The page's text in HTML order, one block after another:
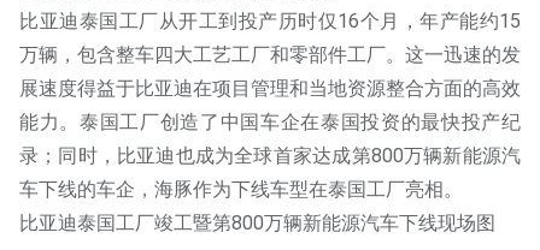
比亚迪泰国工厂从开工到投产历时仅16个月，年产能约15
万辆，包含整车四大工艺工厂和零部件工厂。这一迅速的发
展速度得益于比亚迪在项目管理和当地资源整合方面的高效
能力。泰国工厂创造了中国车企在泰国投资的最快投产纪
录；同时，比亚迪也成为全球首家达成第800万辆新能源汽
车下线的车企，海豚作为下线车型在泰国工厂亮相。
比亚迪泰国工厂竣工暨第800万辆新能源汽车下线现场图